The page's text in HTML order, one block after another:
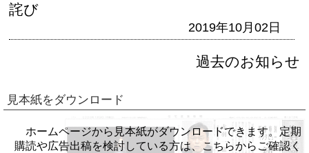
詫び
2019年10月02日
過去のお知らせ
見本紙をダウンロード
ホームページから見本紙がダウンロードできます。定期
購読や広告出稿を検討している方は、こちらからご確認く